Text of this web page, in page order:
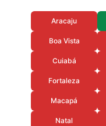
Aracaju
Boa Vista
Cuiabá
Fortaleza
Macapá
Natal